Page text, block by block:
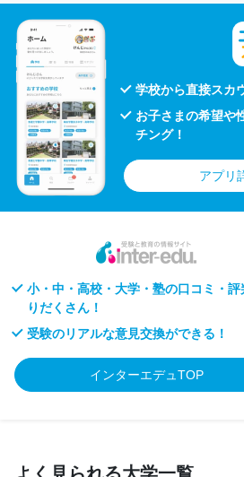
学校から直接スカ
お子さまの希望や
チング！
アプリ
小・中・高校・大学・塾の口コミ・評
りだくさん！
受験のリアルな意見交換ができる！
インターエデュTOP
よく見られる大学一覧